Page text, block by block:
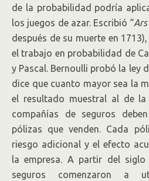
de la probabilidad podría
los juegos de azar. Escribió “
después de su muerte en
el trabajo en probabilidad de
y Pascal. Bernoulli probó la ley
dice que cuanto mayor sea la
el resultado muestral al de la
compañías de seguros
pólizas que venden. Cada
riesgo adicional y el efecto
la empresa. A partir del siglo
seguros comenzaron a